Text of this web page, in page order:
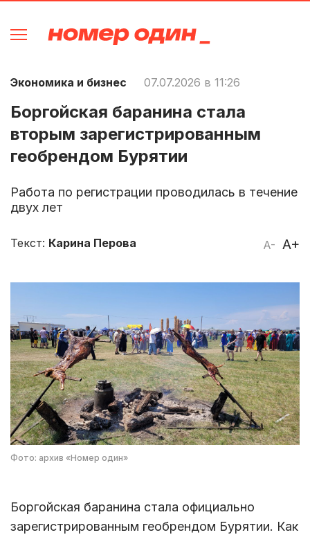
Экономика и бизнес 07.07.2026 в 11:26
Боргойская баранина стала
вторым зарегистрированным
геобрендом Бурятии
Работа по регистрации проводилась в течение
двух лет
A- A+
Текст: Карина Перова
Фото: архив «Номер один»
Боргойская баранина стала официально
зарегистрированным геобрендом Бурятии. Как